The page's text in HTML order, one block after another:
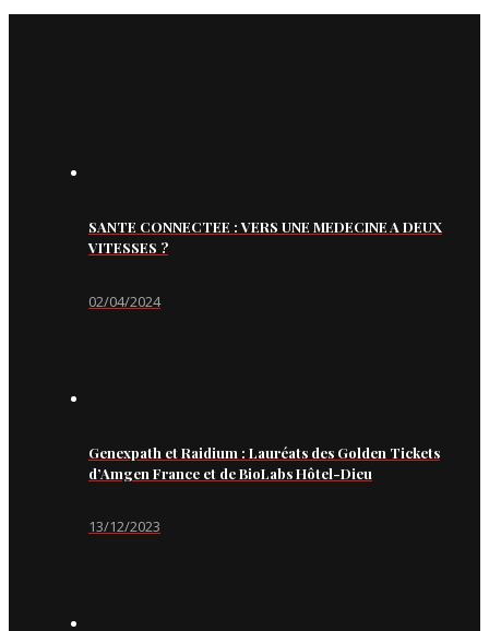
SANTE CONNECTEE : VERS UNE MEDECINE A DEUX
VITESSES ?
02/04/2024
Genexpath et Raidium : Lauréats des Golden Tickets
d’Amgen France et de BioLabs Hôtel-Dieu
13/12/2023